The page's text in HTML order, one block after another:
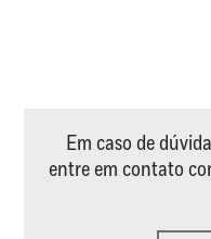
Em caso de
entre em contato